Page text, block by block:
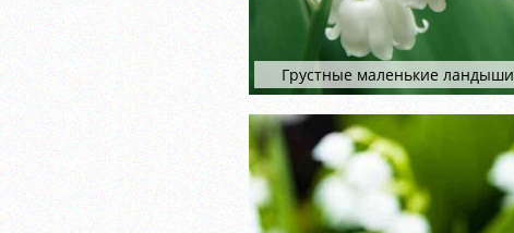
Грустные маленькие ландыши